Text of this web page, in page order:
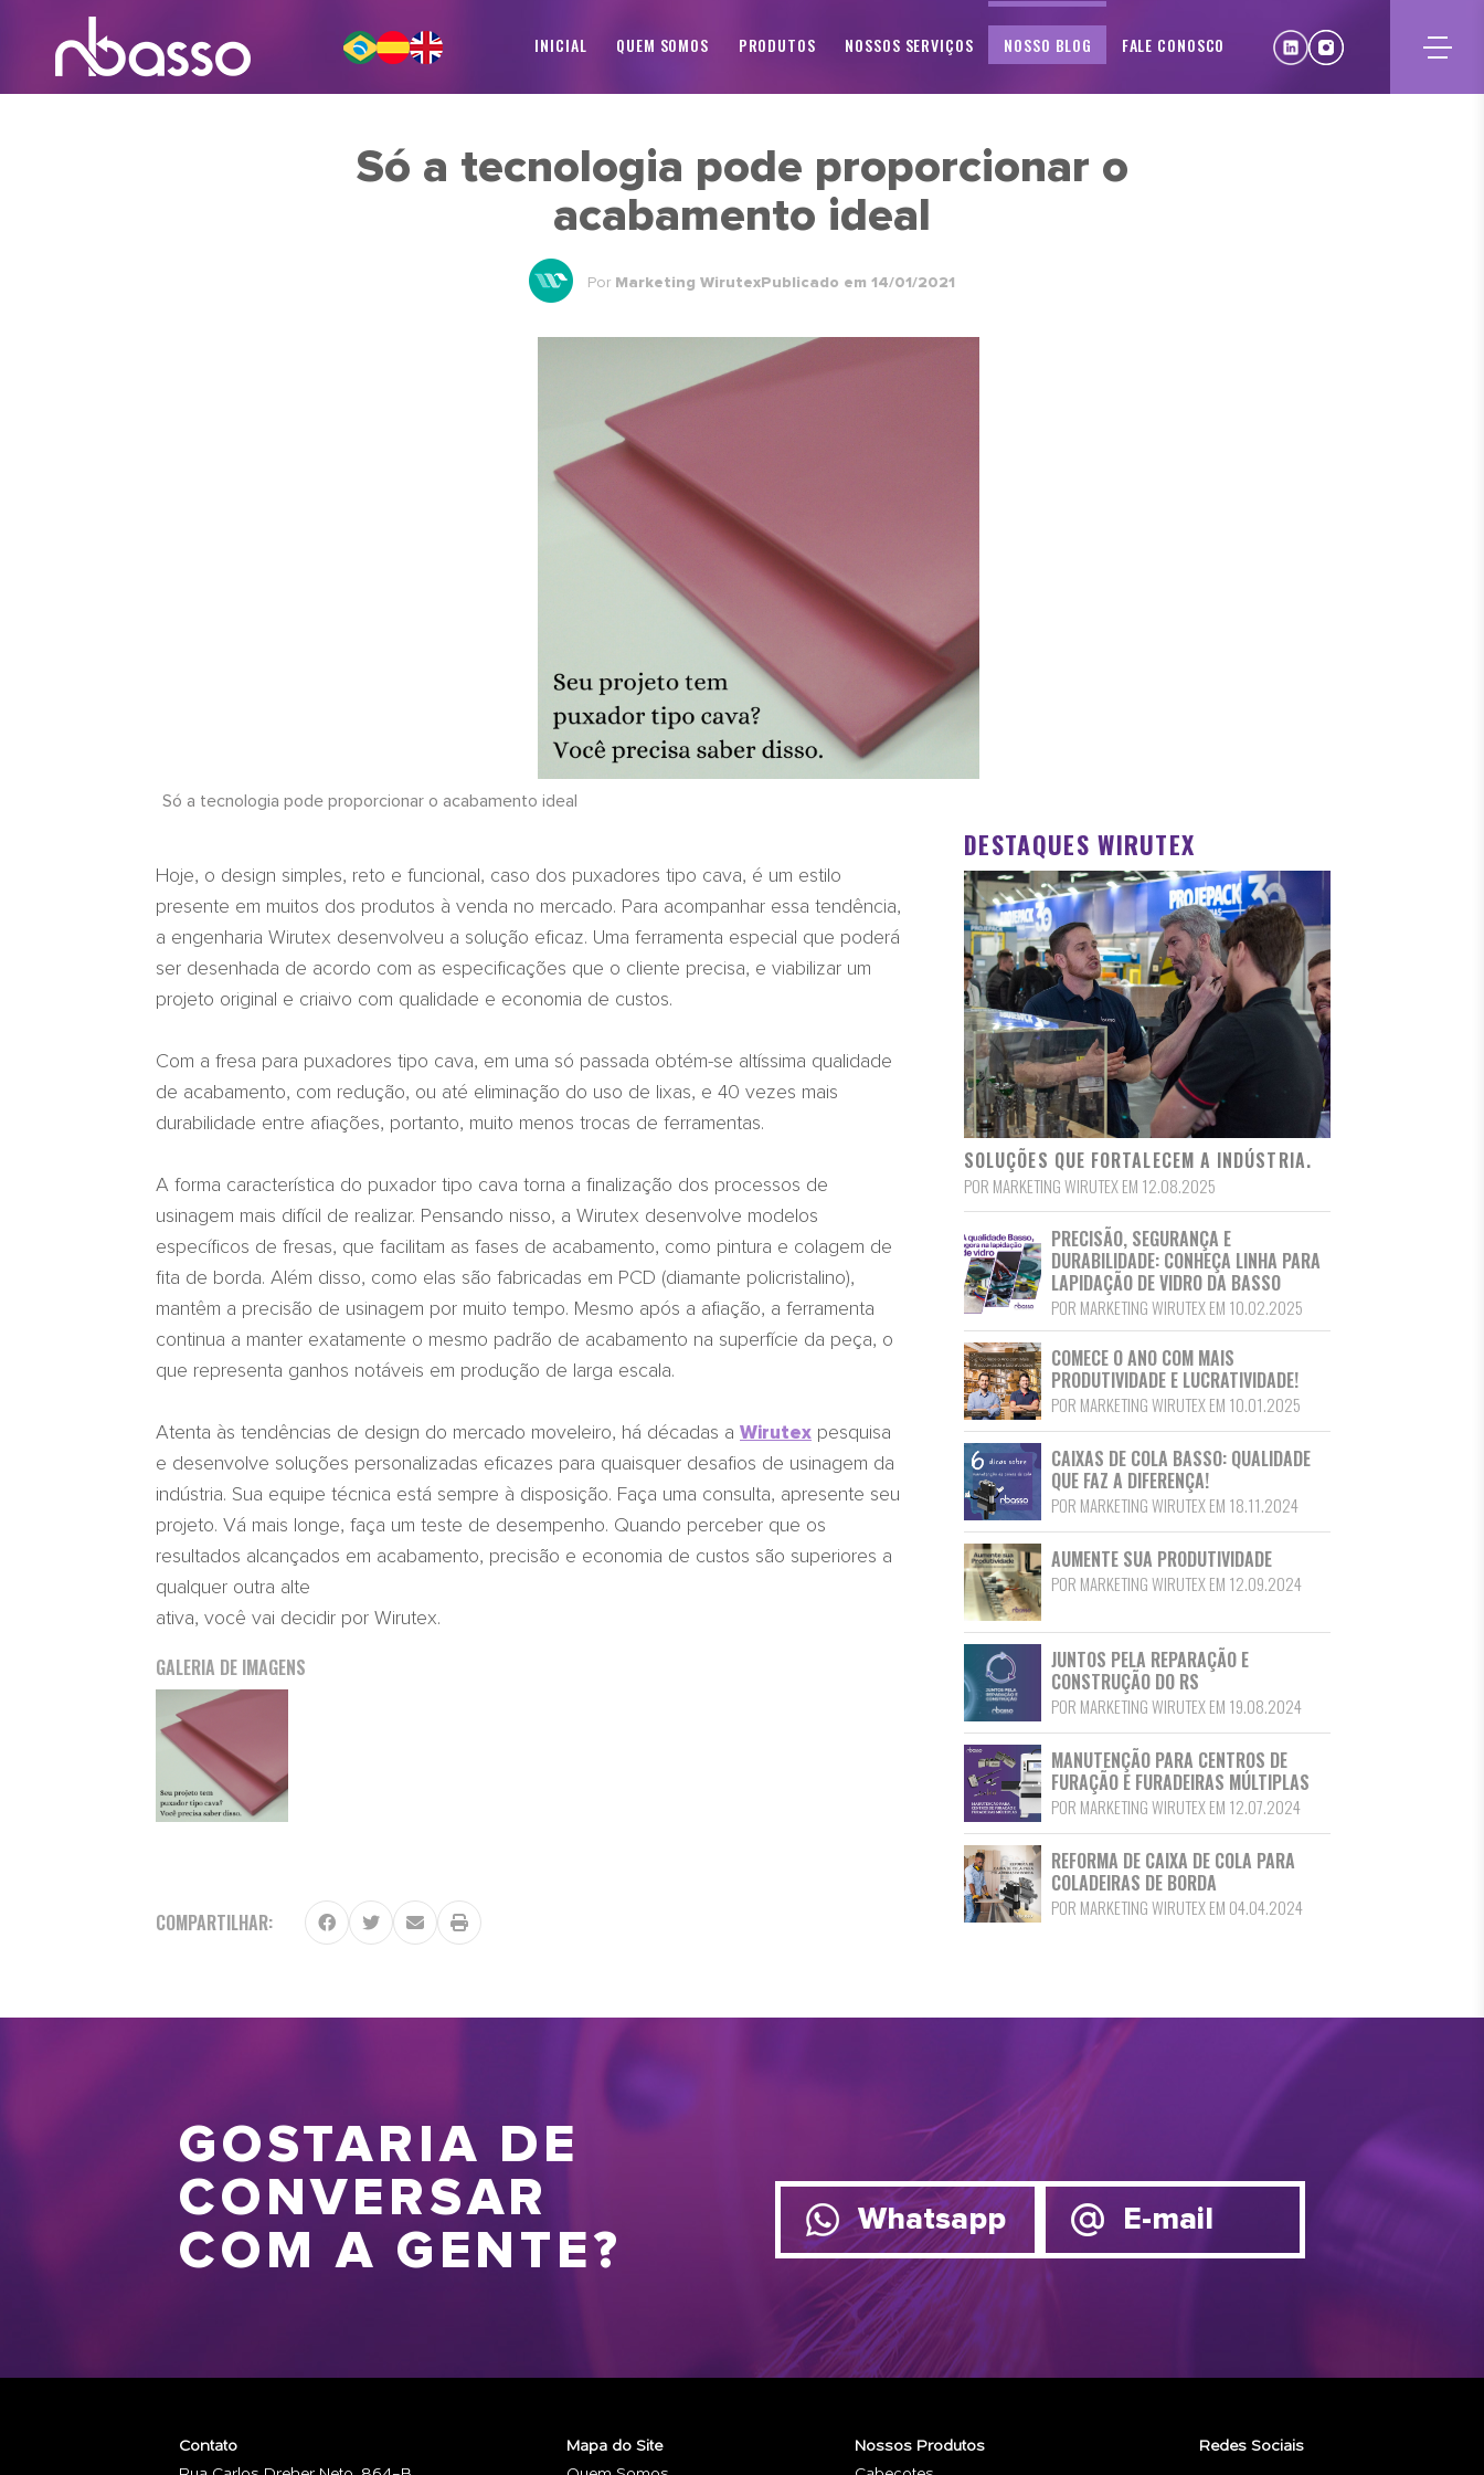
INICIAL QUEM SOMOS PRODUTOS NOSSOS SERVIÇOS NOSSO BLOG FALE CONOSCO
Só a tecnologia pode proporcionar o
acabamento ideal
Por Marketing Wirutex Publicado em 14/01/2021
Só a tecnologia pode proporcionar o acabamento ideal
Hoje, o design simples, reto e funcional, caso dos puxadores tipo cava, é um estilo
presente em muitos dos produtos à venda no mercado. Para acompanhar essa tendência,
a engenharia Wirutex desenvolveu a solução eficaz. Uma ferramenta especial que poderá
ser desenhada de acordo com as especificações que o cliente precisa, e viabilizar um
projeto original e criaivo com qualidade e economia de custos.
Com a fresa para puxadores tipo cava, em uma só passada obtém-se altíssima qualidade
de acabamento, com redução, ou até eliminação do uso de lixas, e 40 vezes mais
durabilidade entre afiações, portanto, muito menos trocas de ferramentas.
A forma característica do puxador tipo cava torna a finalização dos processos de
usinagem mais difícil de realizar. Pensando nisso, a Wirutex desenvolve modelos
específicos de fresas, que facilitam as fases de acabamento, como pintura e colagem de
fita de borda. Além disso, como elas são fabricadas em PCD (diamante policristalino),
mantêm a precisão de usinagem por muito tempo. Mesmo após a afiação, a ferramenta
continua a manter exatamente o mesmo padrão de acabamento na superfície da peça, o
que representa ganhos notáveis em produção de larga escala.
Atenta às tendências de design do mercado moveleiro, há décadas a Wirutex pesquisa
e desenvolve soluções personalizadas eficazes para quaisquer desafios de usinagem da
indústria. Sua equipe técnica está sempre à disposição. Faça uma consulta, apresente seu
projeto. Vá mais longe, faça um teste de desempenho. Quando perceber que os
resultados alcançados em acabamento, precisão e economia de custos são superiores a
qualquer outra alte
ativa, você vai decidir por Wirutex.
GALERIA DE IMAGENS
COMPARTILHAR:
DESTAQUES WIRUTEX
SOLUÇÕES QUE FORTALECEM A INDÚSTRIA.
POR MARKETING WIRUTEX EM 12.08.2025
PRECISÃO, SEGURANÇA E
DURABILIDADE: CONHEÇA LINHA PARA
LAPIDAÇÃO DE VIDRO DA BASSO
POR MARKETING WIRUTEX EM 10.02.2025
COMECE O ANO COM MAIS
PRODUTIVIDADE E LUCRATIVIDADE!
POR MARKETING WIRUTEX EM 10.01.2025
CAIXAS DE COLA BASSO: QUALIDADE
QUE FAZ A DIFERENÇA!
POR MARKETING WIRUTEX EM 18.11.2024
AUMENTE SUA PRODUTIVIDADE
POR MARKETING WIRUTEX EM 12.09.2024
JUNTOS PELA REPARAÇÃO E
CONSTRUÇÃO DO RS
POR MARKETING WIRUTEX EM 19.08.2024
MANUTENÇÃO PARA CENTROS DE
FURAÇÃO E FURADEIRAS MÚLTIPLAS
POR MARKETING WIRUTEX EM 12.07.2024
REFORMA DE CAIXA DE COLA PARA
COLADEIRAS DE BORDA
POR MARKETING WIRUTEX EM 04.04.2024
GOSTARIA DE
CONVERSAR
COM A GENTE?
Whatsapp E-mail
Contato
Mapa do Site
Nossos Produtos
Redes Sociais